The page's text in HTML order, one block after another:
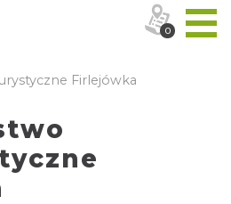
Firlejówka
0